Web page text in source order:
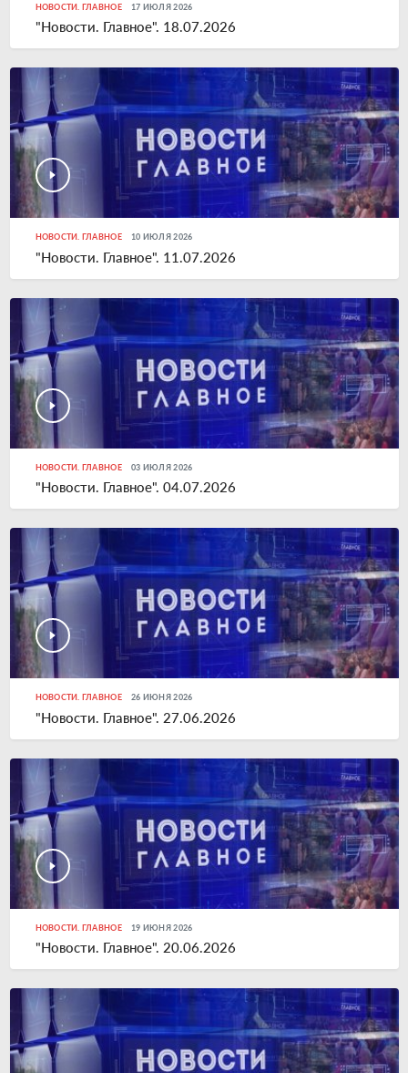
НОВОСТИ. ГЛАВНОЕ 17 ИЮЛЯ 2026
"Новости. Главное". 18.07.2026
НОВОСТИ. ГЛАВНОЕ 10 ИЮЛЯ 2026
"Новости. Главное". 11.07.2026
НОВОСТИ. ГЛАВНОЕ 03 ИЮЛЯ 2026
"Новости. Главное". 04.07.2026
НОВОСТИ. ГЛАВНОЕ 26 ИЮНЯ 2026
"Новости. Главное". 27.06.2026
НОВОСТИ. ГЛАВНОЕ 19 ИЮНЯ 2026
"Новости. Главное". 20.06.2026